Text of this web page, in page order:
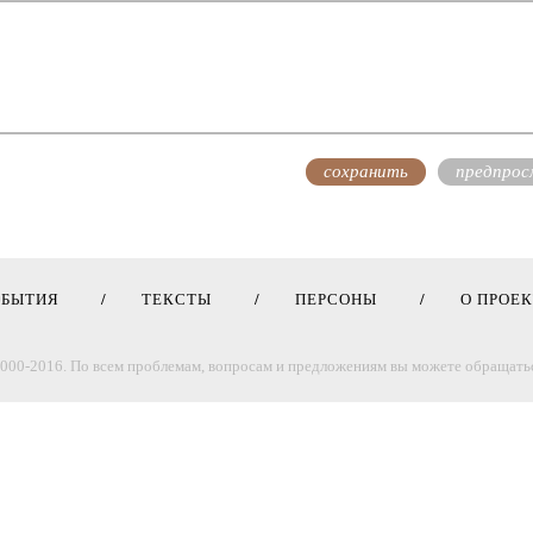
ТЕКСТЫ ПЕРСОНЫ О
2016. По всем проблемам, вопросам и предложениям вы можете